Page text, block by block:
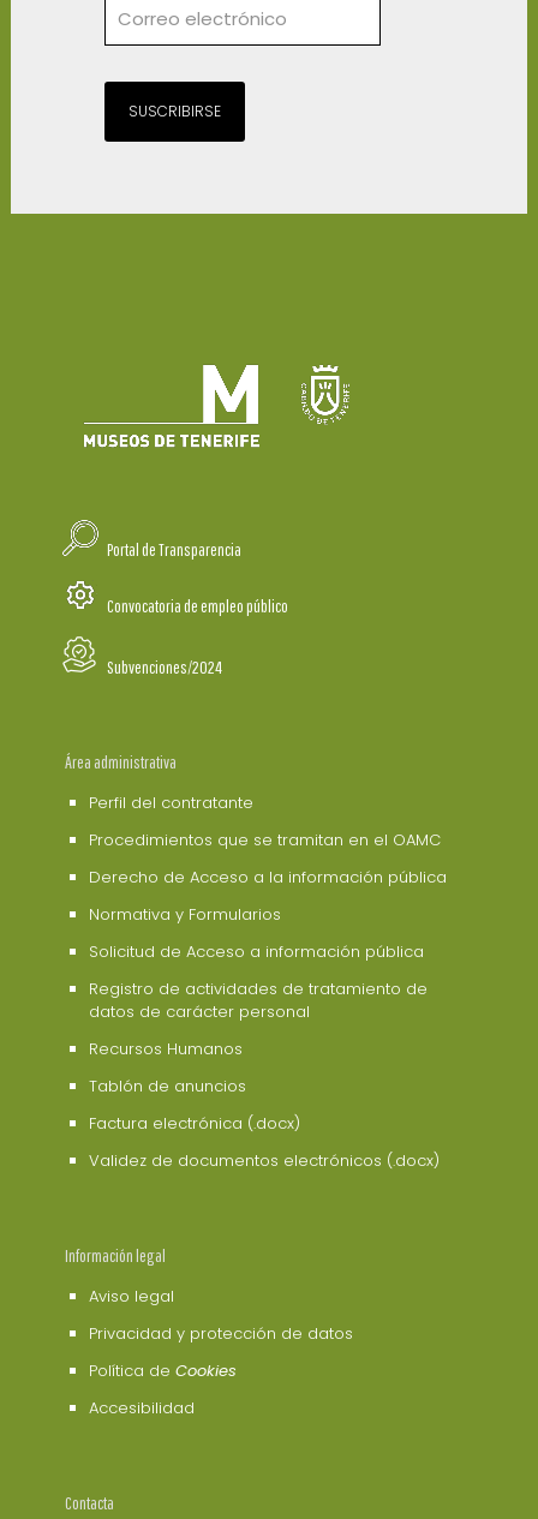
SUSCRIBIRSE
Portal de Transparencia
Convocatoria de empleo público
Subvenciones/2024
Área administrativa
Perfil del contratante
Procedimientos que se tramitan en el OAMC
Derecho de Acceso a la información pública
Normativa y Formularios
Solicitud de Acceso a información pública
Registro de actividades de tratamiento de
datos de carácter personal
Recursos Humanos
Tablón de anuncios
Factura electrónica (.docx)
Validez de documentos electrónicos (.docx)
Información legal
Aviso legal
Privacidad y protección de datos
Política de Cookies
Accesibilidad
Contacta